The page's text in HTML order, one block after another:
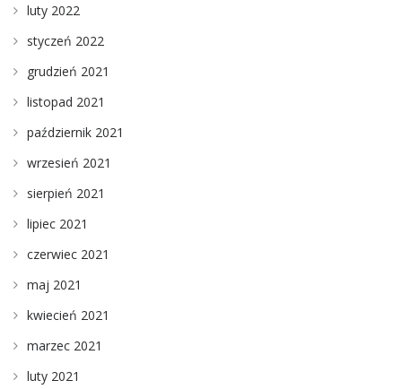
luty 2022
styczeń 2022
grudzień 2021
listopad 2021
październik 2021
wrzesień 2021
sierpień 2021
lipiec 2021
czerwiec 2021
maj 2021
kwiecień 2021
marzec 2021
luty 2021